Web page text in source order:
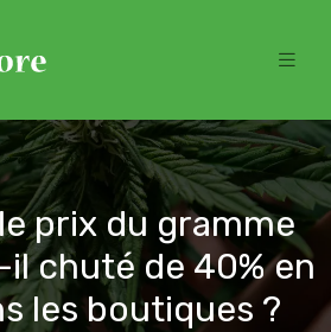
prix du gramme
chuté de 40% en
les boutiques ?